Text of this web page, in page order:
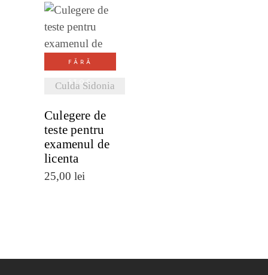
FĂRĂ
STOC
Culda Sidonia
DETALII
Culegere de
teste pentru
examenul de
licenta
25,00 lei